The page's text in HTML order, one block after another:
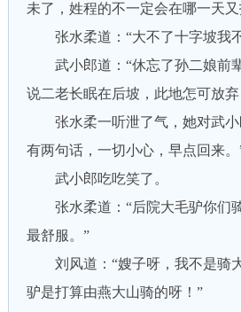
未了，姓程的不一定会在哪一天
张水柔道：“大不了十字坡我
武小郎道：“休忘了孙二娘前
说二老长眠在后坡，此地怎可放弃
张水柔一听泄了气，她对武小
有两句话，一切小心，早点回来。
武小郎吃吃笑了。
张水柔道：“后院大毛驴你们
最舒服。”
刘风道：“嫂子呀，我不是骑
驴是打算由燕大山骑的呀！”